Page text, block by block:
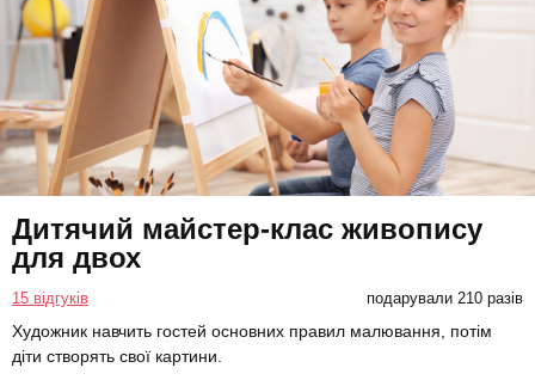
Дитячий майстер-клас живопису
для двох
15 відгуків подарували 210 разів
Художник навчить гостей основних правил малювання, потім
діти створять свої картини.